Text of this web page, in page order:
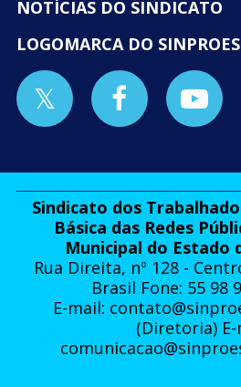
NOTÍCIAS DO SINDICATO
LOGOMARCA DO
Sindicato dos
Básica das Redes
Municipal do Estado
Rua Direita, nº 128 -
Brasil Fone: 55 98
E-mail:
(Diretoria) E-